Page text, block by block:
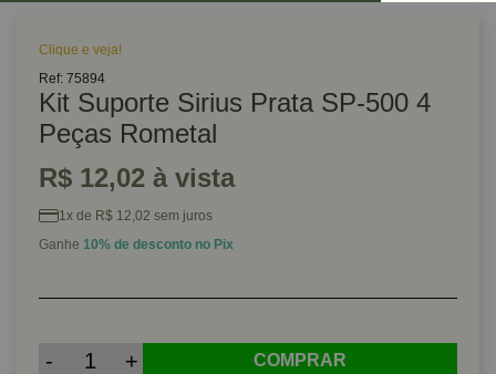
Clique e veja!
Ref: 75894
Kit Suporte Sirius Prata SP-500 4
Peças Rometal
R$ 12,02 à vista
1x de R$ 12,02 sem juros
Ganhe 10% de desconto no Pix
- + COMPRAR